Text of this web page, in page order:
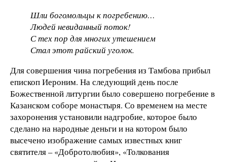
Шли богомольцы к погребению…
Людей невиданный поток!
С тех пор для многих утешением
Стал этот райский уголок.
Для совершения чина погребения из Тамбова прибыл
епископ Иероним. На следующий день после
Божественной литургии было совершено погребение в
Казанском соборе монастыря. Со временем на месте
захоронения установили надгробие, которое было
сделано на народные деньги и на котором было
высечено изображение самых известных книг
святителя – «Добротолюбия», «Толкования